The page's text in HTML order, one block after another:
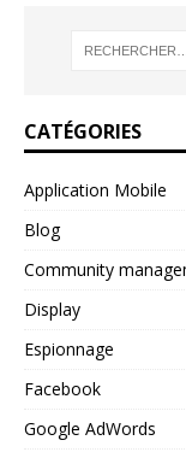
CATÉGORIES
Application Mobile
Blog
Community
Display
Espionnage
Facebook
Google AdWords